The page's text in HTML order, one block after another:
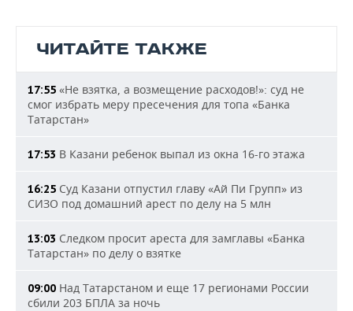
ЧИТАЙТЕ ТАКЖЕ
17:55 «Не взятка, а возмещение расходов!»: суд не
смог избрать меру пресечения для топа «Банка
Татарстан»
17:53 В Казани ребенок выпал из окна 16-го этажа
16:25 Суд Казани отпустил главу «Ай Пи Групп» из
СИЗО под домашний арест по делу на 5 млн
13:03 Следком просит ареста для замглавы «Банка
Татарстан» по делу о взятке
09:00 Над Татарстаном и еще 17 регионами России
сбили 203 БПЛА за ночь